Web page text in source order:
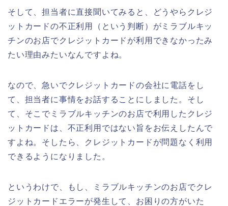
そして、担当者に直接聞いてみると、どうやらクレジ
ットカードの不正利用（という判断）がミラブルキッ
チンのお店でクレジットカードが利用できなかったみ
たい理由みたいなんですよね。
なので、急いでクレジットカードの会社に電話をし
て、担当者に事情をお話することにしました。そし
て、そこでミラブルキッチンのお店で利用したクレジ
ットカードは、不正利用ではない旨をお伝えしたんで
すよね。そしたら、クレジットカードが問題なく利用
できるようになりました。
というわけで、もし、ミラブルキッチンのお店でクレ
ジットカードエラーが発生して、お困りの方がいた